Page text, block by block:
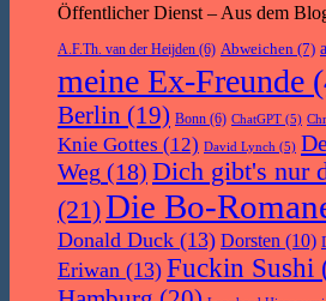
Öffentlicher Dienst – Aus dem
A.F.Th. van der Heijden (6) Abweichen (7)
meine Ex-Freunde
Berlin (19) Bonn (6) ChatGPT (5)
Knie Gottes (12) David Lynch (5)
Weg (18) Dich gibt's nur
(21)Die Bo-
Donald Duck (13) Dorsten (10)
Eriwan (13) Fuckin Sushi